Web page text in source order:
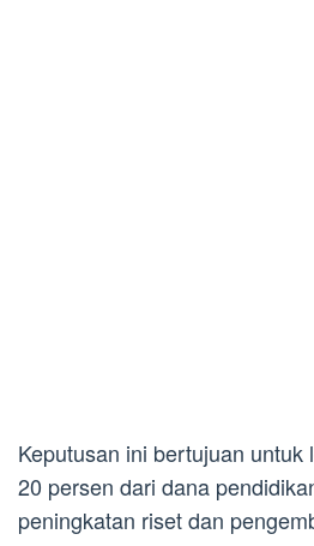
Keputusan ini bertujuan untuk
20 persen dari dana
peningkatan riset dan